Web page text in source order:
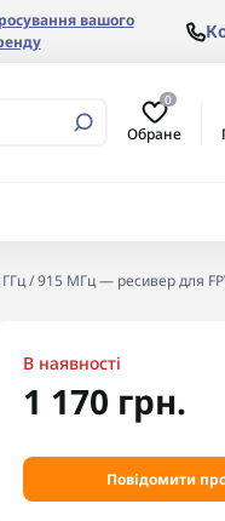
вашого
0
Обране
/ 915 МГц — ресивер для
В наявності
1 170 грн.
Повідомити